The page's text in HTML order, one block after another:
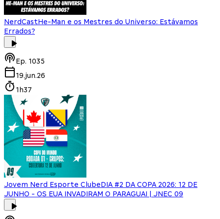
NerdCastHe-Man e os Mestres do Universo: Estávamos
Errados?
Ep. 1035
19.jun.26
1h37
Jovem Nerd Esporte ClubeDIA #2 DA COPA 2026: 12 DE
JUNHO - OS EUA INVADIRAM O PARAGUAI | JNEC 09